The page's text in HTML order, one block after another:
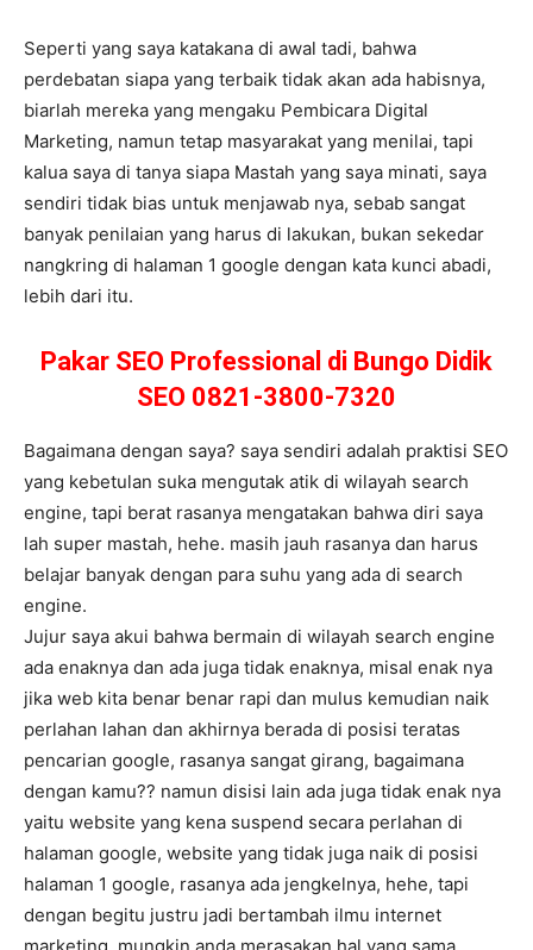
Seperti yang saya katakana di awal tadi, bahwa
perdebatan siapa yang terbaik tidak akan ada habisnya,
biarlah mereka yang mengaku Pembicara Digital
Marketing, namun tetap masyarakat yang menilai, tapi
kalua saya di tanya siapa Mastah yang saya minati, saya
sendiri tidak bias untuk menjawab nya, sebab sangat
banyak penilaian yang harus di lakukan, bukan sekedar
nangkring di halaman 1 google dengan kata kunci abadi,
lebih dari itu.
Pakar SEO Professional di Bungo Didik
SEO 0821-3800-7320
Bagaimana dengan saya? saya sendiri adalah praktisi SEO
yang kebetulan suka mengutak atik di wilayah search
engine, tapi berat rasanya mengatakan bahwa diri saya
lah super mastah, hehe. masih jauh rasanya dan harus
belajar banyak dengan para suhu yang ada di search
engine.
Jujur saya akui bahwa bermain di wilayah search engine
ada enaknya dan ada juga tidak enaknya, misal enak nya
jika web kita benar benar rapi dan mulus kemudian naik
perlahan lahan dan akhirnya berada di posisi teratas
pencarian google, rasanya sangat girang, bagaimana
dengan kamu?? namun disisi lain ada juga tidak enak nya
yaitu website yang kena suspend secara perlahan di
halaman google, website yang tidak juga naik di posisi
halaman 1 google, rasanya ada jengkelnya, hehe, tapi
dengan begitu justru jadi bertambah ilmu internet